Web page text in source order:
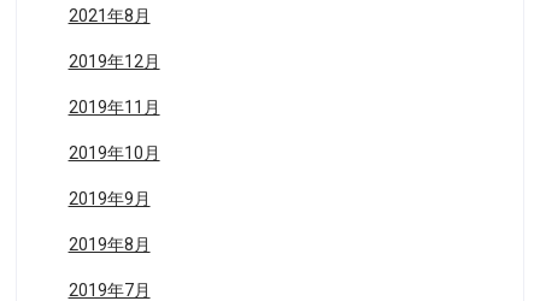
2021年8月
2019年12月
2019年11月
2019年10月
2019年9月
2019年8月
2019年7月